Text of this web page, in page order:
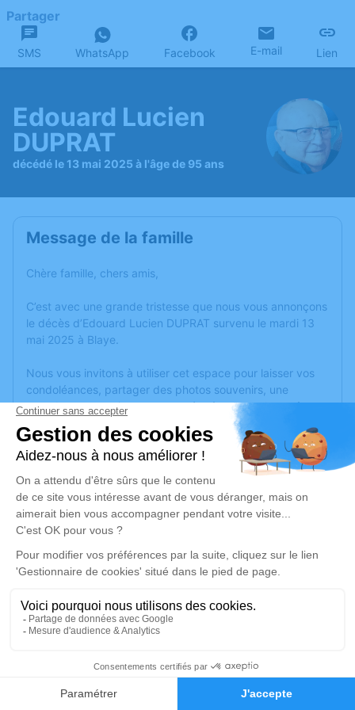
Faire-part Hommages
Partager
SMS WhatsApp Facebook E-mail Lien
Edouard Lucien
DUPRAT
décédé le 13 mai 2025 à l'âge de 95 ans
Message de la famille
Chère famille, chers amis,
C’est avec une grande tristesse que nous vous annonçons
le décès d’Edouard Lucien DUPRAT survenu le mardi 13
mai 2025 à Blaye.
Nous vous invitons à utiliser cet espace pour laisser vos
condoléances, partager des photos souvenirs, une
anecdote ou exprimer vos pensées à travers des poèmes
ou des textes. Cet endroit est un lieu d'expression dédié à
honorer la mémoire d’Edouard Lucien DUPRAT.
Un service de plantation d’arbre hommage estdisponible
mardi 20 mai 2025 à 10h30
Eglise St Géronce de Bourg
Place du District Bourg